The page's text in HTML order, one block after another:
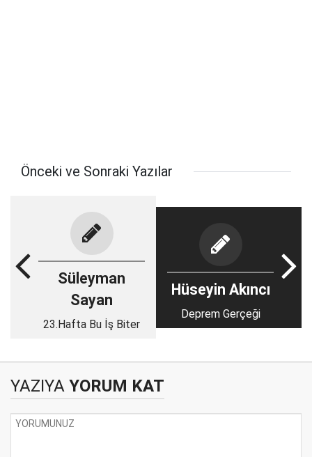
Önceki ve Sonraki Yazılar
Süleyman
Sayan
23.Hafta Bu İş Biter
Hüseyin Akıncı
Deprem Gerçeği
YAZIYA YORUM KAT